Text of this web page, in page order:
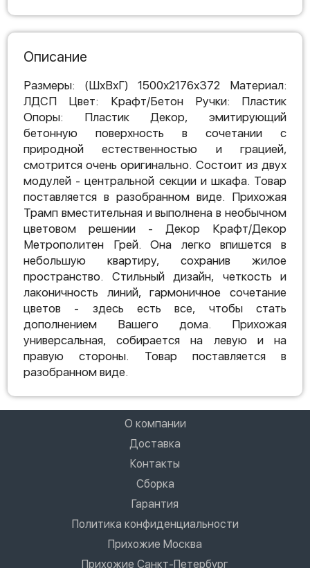
Описание
Размеры: (ШхВхГ) 1500х2176х372 Материал:
ЛДСП Цвет: Крафт/Бетон Ручки: Пластик
Опоры: Пластик Декор, эмитирующий
бетонную поверхность в сочетании с
природной естественностью и грацией,
смотрится очень оригинально. Состоит из двух
модулей - центральной секции и шкафа. Товар
поставляется в разобранном виде. Прихожая
Трамп вместительная и выполнена в необычном
цветовом решении - Декор Крафт/Декор
Метрополитен Грей. Она легко впишется в
небольшую квартиру, сохранив жилое
пространство. Стильный дизайн, четкость и
лаконичность линий, гармоничное сочетание
цветов - здесь есть все, чтобы стать
дополнением Вашего дома. Прихожая
универсальная, собирается на левую и на
правую стороны. Товар поставляется в
разобранном виде.
О компании
Доставка
Контакты
Сборка
Гарантия
Политика конфиденциальности
Прихожие Москва
Прихожие Санкт-Петербург